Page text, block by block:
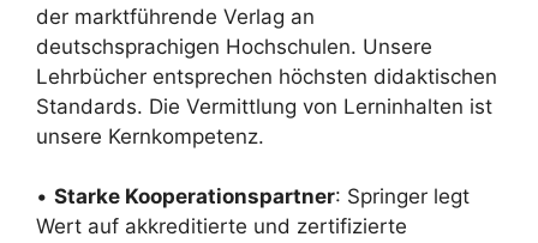
der marktführende Verlag an
deutschsprachigen Hochschulen. Unsere
Lehrbücher entsprechen höchsten didaktischen
Standards. Die Vermittlung von Lerninhalten ist
unsere Kernkompetenz.
• Starke Kooperationspartner: Springer legt
Wert auf akkreditierte und zertifizierte